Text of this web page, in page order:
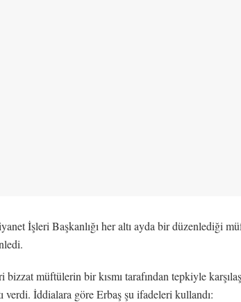
İşleri Başkanlığı her altı ayda bir düzenlediği
müftülerin bir kısmı tarafından tepkiyle
İddialara göre Erbaş şu ifadeleri kullandı: